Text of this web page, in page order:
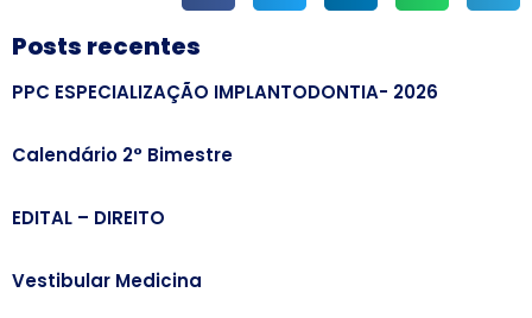
Posts recentes
PPC ESPECIALIZAÇÃO IMPLANTODONTIA- 2026
Calendário 2° Bimestre
EDITAL – DIREITO
Vestibular Medicina